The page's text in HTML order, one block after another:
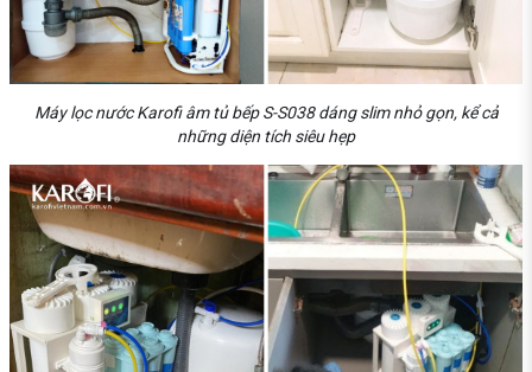
Máy lọc nước Karofi âm tủ bếp S-S038 dáng slim nhỏ gọn, kể cả
những diện tích siêu hẹp